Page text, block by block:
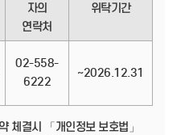
자의
연락처
위탁기간
02-558-
6222
~2026.12.31
체결시 「개인정보 보호법」